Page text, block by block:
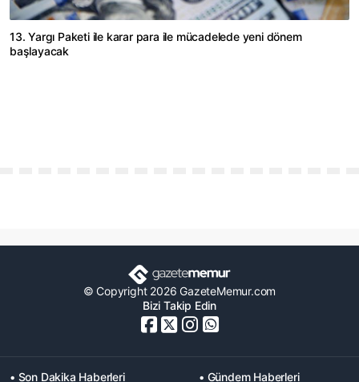
13. Yargı Paketi ile karar para ile mücadelede yeni dönem
başlayacak
© Copyright 2026 GazeteMemur.com
Bizi Takip Edin
• Son Dakika Haberleri • Gündem Haberleri